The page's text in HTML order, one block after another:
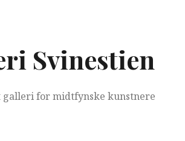
Svinestien
galleri for midtfynske kunstnere